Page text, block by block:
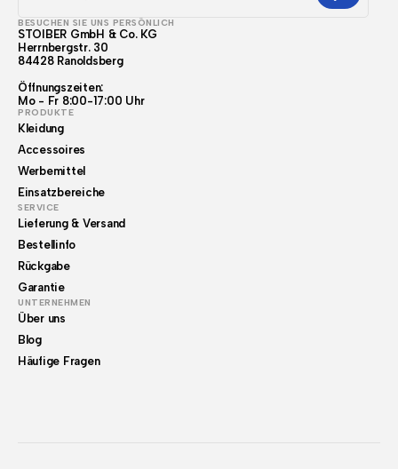
BESUCHEN SIE UNS PERSÖNLICH
STOIBER GmbH & Co. KG
Herrnbergstr. 30
84428 Ranoldsberg
Öffnungszeiten:
Mo - Fr 8:00-17:00 Uhr
PRODUKTE
Kleidung
Accessoires
Werbemittel
Einsatzbereiche
SERVICE
Lieferung & Versand
Bestellinfo
Rückgabe
Garantie
UNTERNEHMEN
Über uns
Blog
Häufige Fragen